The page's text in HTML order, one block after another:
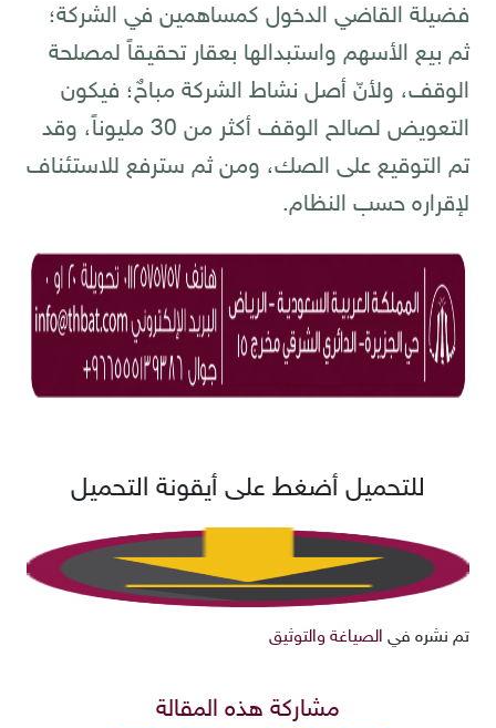
فضيلة القاضي الدخول كمساهمين في الشركة؛
ثم بيع الأسهم واستبدالها بعقار تحقيقاً لمصلحة
الوقف، ولأنّ أصل نشاط الشركة مباحٌ؛ فيكون
التعويض لصالح الوقف أكثر من 30 مليوناً، وقد
تم التوقيع على الصك، ومن ثم سترفع للاستئناف
لإقراره حسب النظام.
للتحميل أضغط على أيقونة التحميل
تم نشره في الصياغة والتوثيق
مشاركة هذه المقالة